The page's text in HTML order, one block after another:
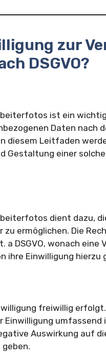
zur
DSGVO?
ist ein
Daten nach
diesem Leitfaden
Gestaltung einer
dient dazu,
ermöglichen. Die
a DSGVO, wonach eine
ihre Einwilligung hierzu
freiwillig
Einwilligung
Auswirkung auf